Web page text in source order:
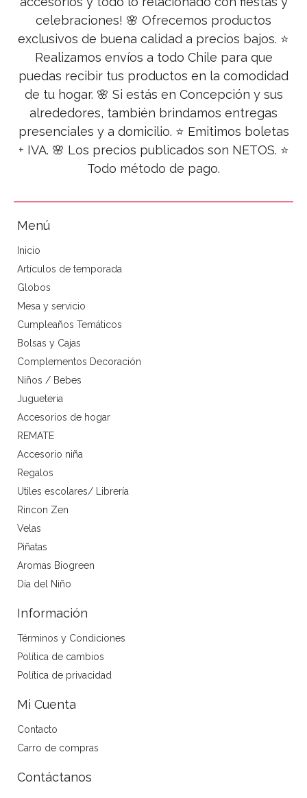
celebraciones! 🌸 Ofrecemos productos
exclusivos de buena calidad a precios bajos. ⭐
Realizamos envíos a todo Chile para que
puedas recibir tus productos en la comodidad
de tu hogar. 🌸 Si estás en Concepción y sus
alrededores, también brindamos entregas
presenciales y a domicilio. ⭐ Emitimos boletas
+ IVA. 🌸 Los precios publicados son NETOS. ⭐
Todo método de pago.
Menú
Inicio
Artículos de temporada
Globos
Mesa y servicio
Cumpleaños Temáticos
Bolsas y Cajas
Complementos Decoración
Niños / Bebes
Jugueteria
Accesorios de hogar
REMATE
Accesorio niña
Regalos
Utiles escolares/ Librería
Rincon Zen
Velas
Piñatas
Aromas Biogreen
Día del Niño
Información
Términos y Condiciones
Política de cambios
Política de privacidad
Mi Cuenta
Contacto
Carro de compras
Contáctanos